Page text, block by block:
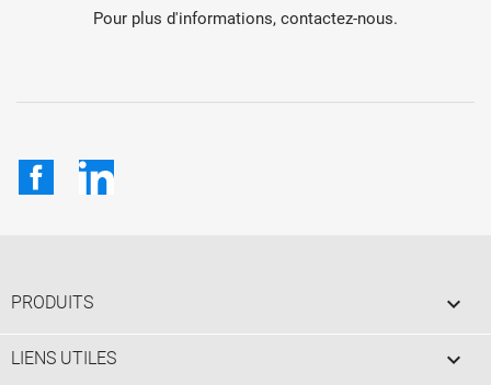
Pour plus d'informations, contactez-nous.
FacebookLinkedIn
PRODUITS 
LIENS UTILES 